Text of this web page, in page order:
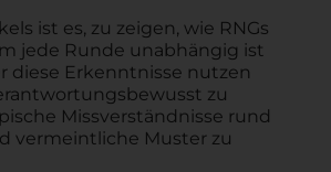
ist es, zu zeigen, wie RNGs
jede Runde unabhängig ist
diese Erkenntnisse nutzen
zu
Missverständnisse rund
vermeintliche Muster zu